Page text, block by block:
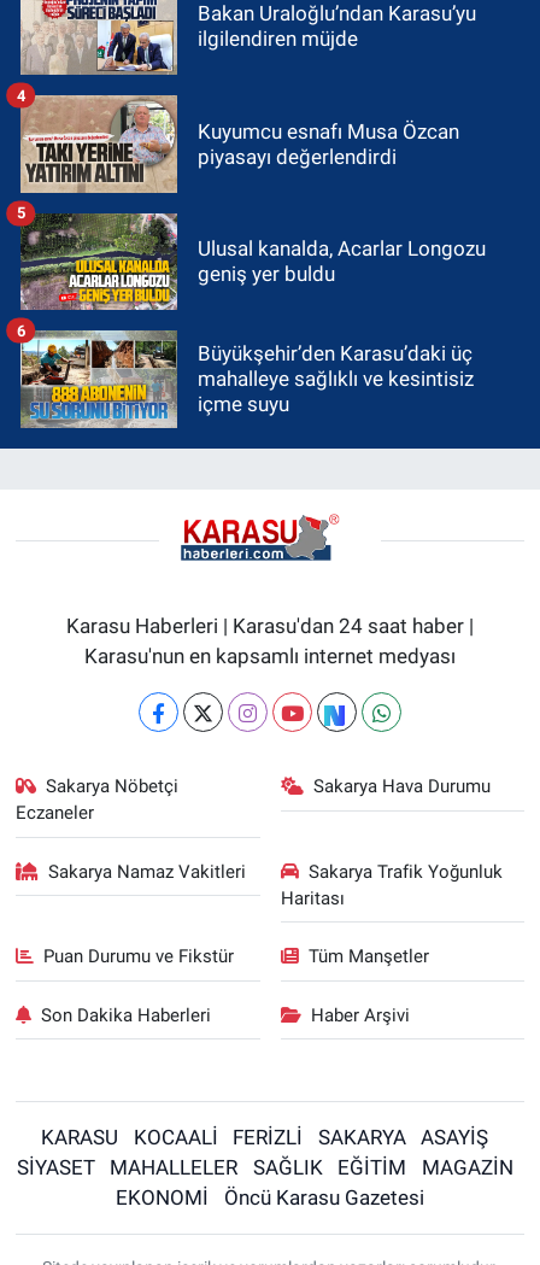
Bakan Uraloğlu’ndan Karasu’yu
ilgilendiren müjde
Kuyumcu esnafı Musa Özcan
piyasayı değerlendirdi
4
Ulusal kanalda, Acarlar Longozu
geniş yer buldu
5
Büyükşehir’den Karasu’daki üç
mahalleye sağlıklı ve kesintisiz
içme suyu
6
Karasu Haberleri | Karasu'dan 24 saat haber |
Karasu'nun en kapsamlı internet medyası
Sakarya Nöbetçi
Eczaneler
Sakarya Hava Durumu
Sakarya Namaz Vakitleri
Sakarya Trafik Yoğunluk
Haritası
Puan Durumu ve Fikstür Tüm Manşetler
Son Dakika Haberleri Haber Arşivi
KARASU KOCAALİ FERİZLİ SAKARYA
ASAYİŞ
SİYASET
MAHALLELER SAĞLIK EĞİTİM
MAGAZİN
EKONOMİ
Öncü Karasu Gazetesi